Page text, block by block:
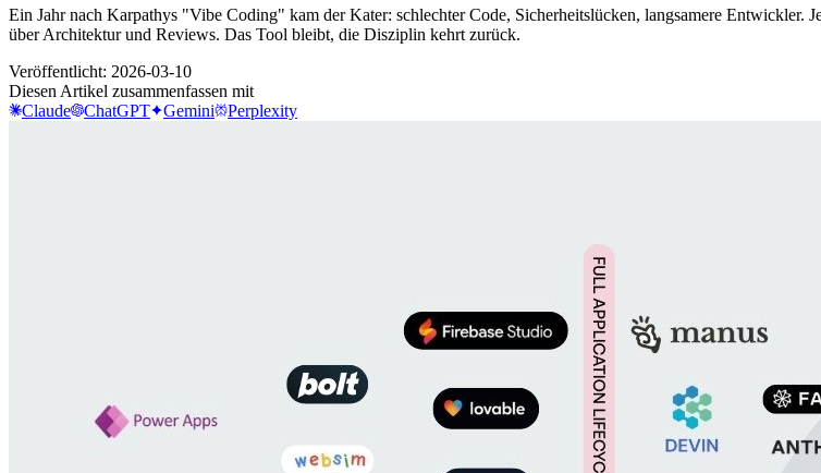
Ein Jahr nach Karpathys "Vibe Coding" kam der Kater: schlechter Code, Sicherheitslücken, langsamere
über Architektur und Reviews. Das Tool bleibt, die Disziplin kehrt zurück.
Veröffentlicht: 2026-03-10
Diesen Artikel zusammenfassen mit
Claude
ChatGPT Gemini Perplexity